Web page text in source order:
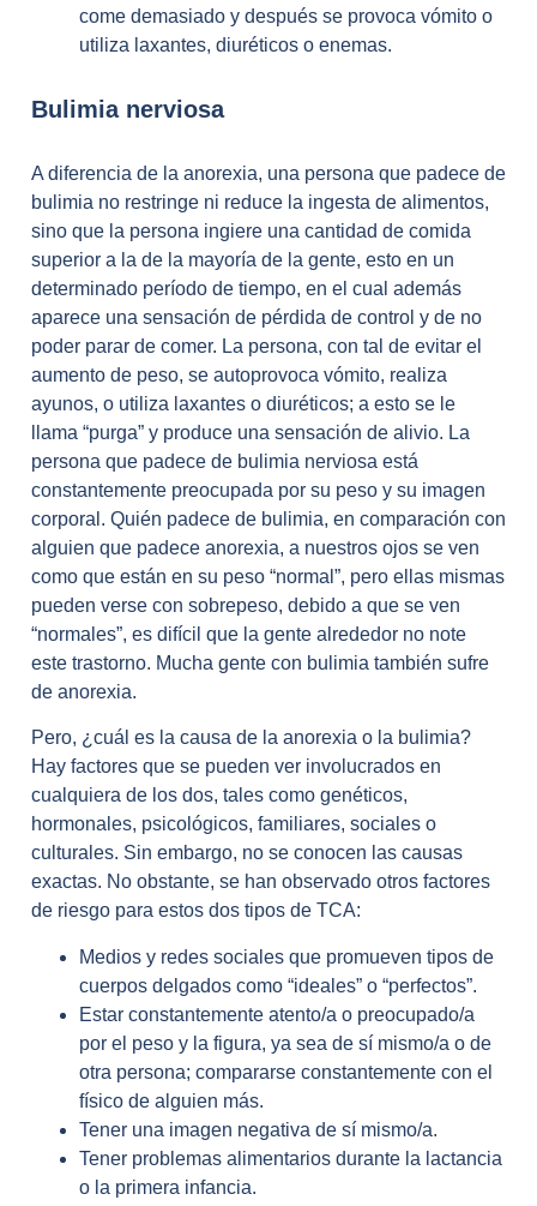
come demasiado y después se provoca vómito o
utiliza laxantes, diuréticos o enemas.
Bulimia nerviosa
A diferencia de la anorexia, una persona que padece de
bulimia no restringe ni reduce la ingesta de alimentos,
sino que la persona ingiere una cantidad de comida
superior a la de la mayoría de la gente, esto en un
determinado período de tiempo, en el cual además
aparece una sensación de pérdida de control y de no
poder parar de comer. La persona, con tal de evitar el
aumento de peso, se autoprovoca vómito, realiza
ayunos, o utiliza laxantes o diuréticos; a esto se le
llama “purga” y produce una sensación de alivio. La
persona que padece de bulimia nerviosa está
constantemente preocupada por su peso y su imagen
corporal. Quién padece de bulimia, en comparación con
alguien que padece anorexia, a nuestros ojos se ven
como que están en su peso “normal”, pero ellas mismas
pueden verse con sobrepeso, debido a que se ven
“normales”, es difícil que la gente alrededor no note
este trastorno. Mucha gente con bulimia también sufre
de anorexia.
Pero, ¿cuál es la causa de la anorexia o la bulimia?
Hay factores que se pueden ver involucrados en
cualquiera de los dos, tales como genéticos,
hormonales, psicológicos, familiares, sociales o
culturales. Sin embargo, no se conocen las causas
exactas. No obstante, se han observado otros factores
de riesgo para estos dos tipos de TCA:
Medios y redes sociales que promueven tipos de
cuerpos delgados como “ideales” o “perfectos”.
Estar constantemente atento/a o preocupado/a
por el peso y la figura, ya sea de sí mismo/a o de
otra persona; compararse constantemente con el
físico de alguien más.
Tener una imagen negativa de sí mismo/a.
Tener problemas alimentarios durante la lactancia
o la primera infancia.